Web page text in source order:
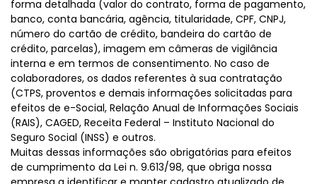
forma detalhada (valor do contrato, forma de pagamento,
banco, conta bancária, agência, titularidade, CPF, CNPJ,
número do cartão de crédito, bandeira do cartão de
crédito, parcelas), imagem em câmeras de vigilância
interna e em termos de consentimento. No caso de
colaboradores, os dados referentes à sua contratação
(CTPS, proventos e demais informações solicitadas para
efeitos de e-Social, Relação Anual de Informações Sociais
(RAIS), CAGED, Receita Federal – Instituto Nacional do
Seguro Social (INSS) e outros.
Muitas dessas informações são obrigatórias para efeitos
de cumprimento da Lei n. 9.613/98, que obriga nossa